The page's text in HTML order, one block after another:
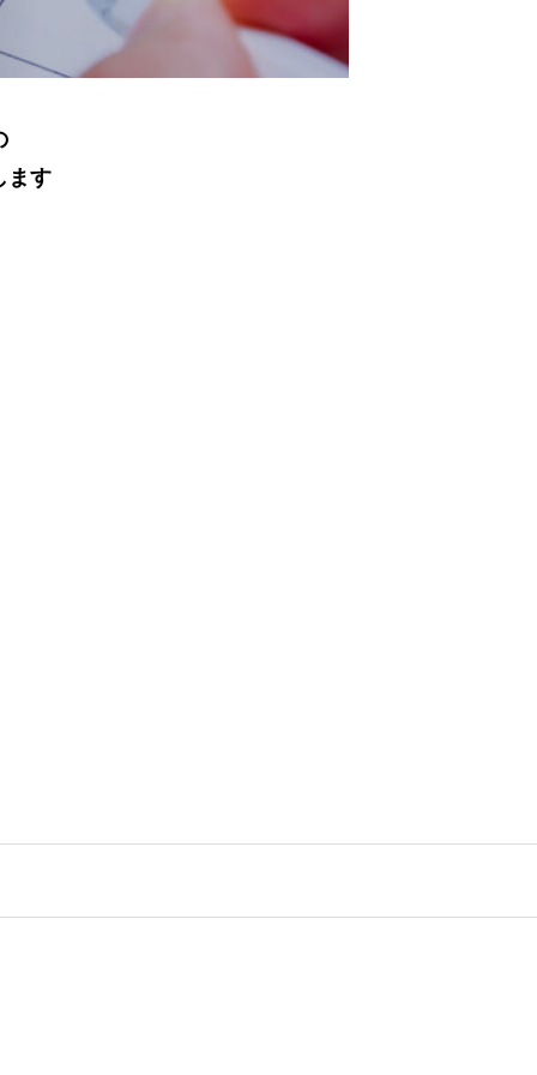
ます